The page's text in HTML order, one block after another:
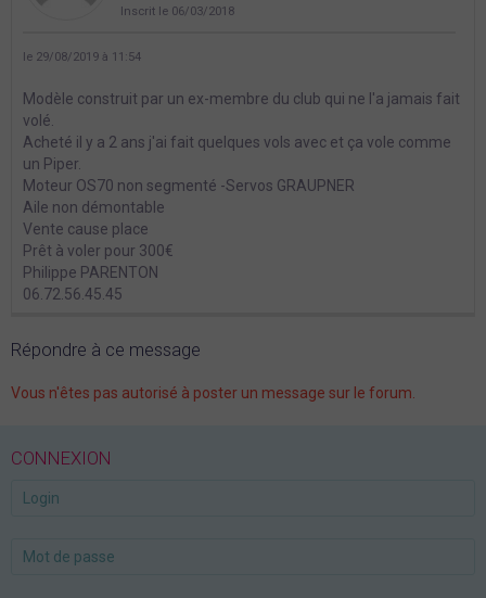
Inscrit le 06/03/2018
le 29/08/2019 à 11:54
Modèle construit par un ex-membre du club qui ne l'a jamais fait
volé.
Acheté il y a 2 ans j'ai fait quelques vols avec et ça vole comme
un Piper.
Moteur OS70 non segmenté -Servos GRAUPNER
Aile non démontable
Vente cause place
Prêt à voler pour 300€
Philippe PARENTON
06.72.56.45.45
Répondre à ce message
Vous n'êtes pas autorisé à poster un message sur le forum.
CONNEXION